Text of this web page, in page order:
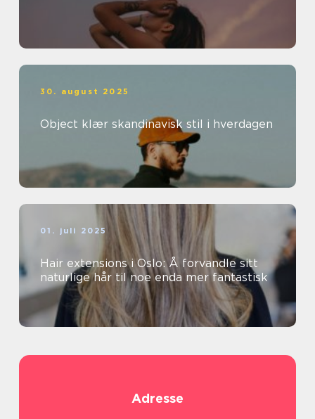
30. august 2025
Object klær skandinavisk stil i hverdagen
01. juli 2025
Hair extensions i Oslo: Å forvandle sitt
naturlige hår til noe enda mer fantastisk
Adresse